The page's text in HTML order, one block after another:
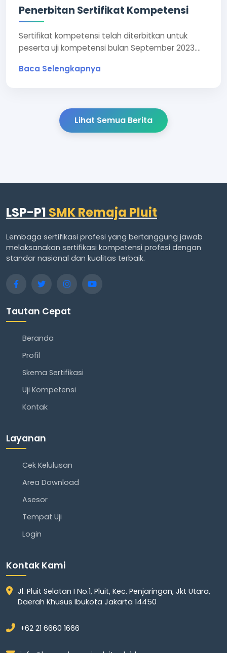
Penerbitan Sertifikat Kompetensi
Sertifikat kompetensi telah diterbitkan untuk
peserta uji kompetensi bulan September 2023....
Baca Selengkapnya
Lihat Semua Berita
LSP-P1 SMK Remaja Pluit
Lembaga sertifikasi profesi yang bertanggung jawab
melaksanakan sertifikasi kompetensi profesi dengan
standar nasional dan kualitas terbaik.
Tautan Cepat
Beranda
Profil
Skema Sertifikasi
Uji Kompetensi
Kontak
Layanan
Cek Kelulusan
Area Download
Asesor
Tempat Uji
Login
Kontak Kami
Jl. Pluit Selatan I No.1, Pluit, Kec. Penjaringan, Jkt Utara,
Daerah Khusus Ibukota Jakarta 14450
+62 21 6660 1666